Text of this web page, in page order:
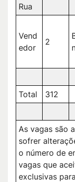
Rua
Vend
edor
2
Total 312
As vagas são
sofrer
o número de
vagas que
exclusivas